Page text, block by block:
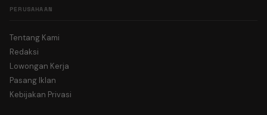
PERUSAHAAN
Tentang Kami
Redaksi
Lowongan Kerja
Pasang Iklan
Kebijakan Privasi